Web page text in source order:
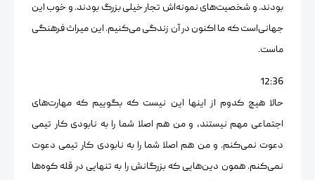
بودند. و شخصیت‌های نمونه‌اش تجار خیلی بزرگ بودند. و خوب این
جهانی‌است که ما اکنون در آن زندگی می‌کنیم. این میراث فرهنگی
ماست.
12:36
حالا هیچ کدوم از اینها این نیست که بگوییم که مهارت‌های
اجتماعی مهم نیستند، و من هم اصلا شما را به نابودی کار تیمی
دعوت نمی‌کنم. و من هم اصلا شما را به نابودی کار تیمی دعوت
نمی‌کنم. همون دین‌هایی که بزرگانش را به تنهایی در قله کوه‌ها